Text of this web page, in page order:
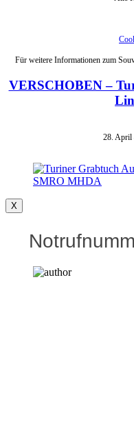
Für weitere Informationen zum
VERSCHOBEN –
28. April
X